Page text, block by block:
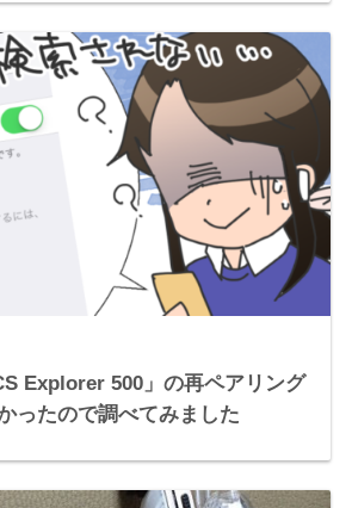
Explorer 500」の再ペアリング
ったので調べてみました